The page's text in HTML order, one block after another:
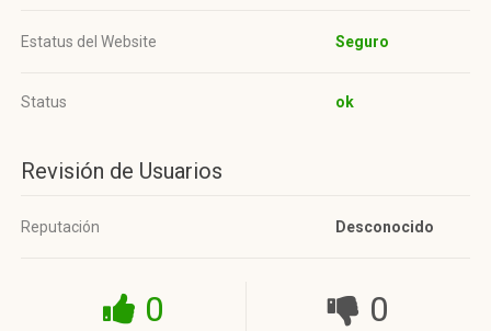
Estatus del Website Seguro
Status ok
Revisión de Usuarios
Reputación Desconocido
0 0